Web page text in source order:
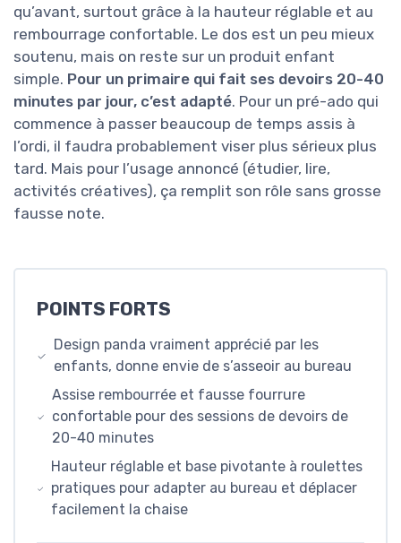
qu’avant, surtout grâce à la hauteur réglable et au
rembourrage confortable. Le dos est un peu mieux
soutenu, mais on reste sur un produit enfant
simple. Pour un primaire qui fait ses devoirs 20-40
minutes par jour, c’est adapté. Pour un pré-ado qui
commence à passer beaucoup de temps assis à
l’ordi, il faudra probablement viser plus sérieux plus
tard. Mais pour l’usage annoncé (étudier, lire,
activités créatives), ça remplit son rôle sans grosse
fausse note.
POINTS FORTS
Design panda vraiment apprécié par les
enfants, donne envie de s’asseoir au bureau
Assise rembourrée et fausse fourrure
confortable pour des sessions de devoirs de
20-40 minutes
Hauteur réglable et base pivotante à roulettes
pratiques pour adapter au bureau et déplacer
facilement la chaise